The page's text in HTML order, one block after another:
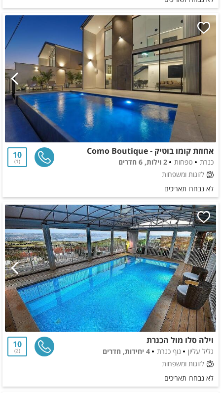
אחוזת קומו בוטיק - Como Boutique
כנרת טפחות
2 וילות, 6 חדרים
לזוגות ומשפחות
10
1
לא נבחרו תאריכים
וילה סלו מול הכנרת
גליל עליון נוף כנרת
4 יחידות, חדרים
לזוגות ומשפחות
10
2
לא נבחרו תאריכים